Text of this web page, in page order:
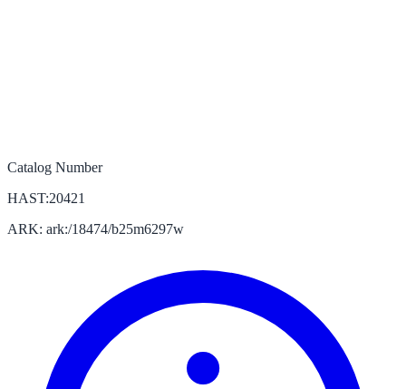
Catalog Number
HAST:20421
ARK: ark:/18474/b25m6297w